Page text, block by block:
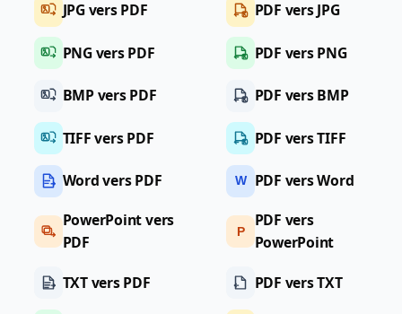
JPG vers PDF
PNG vers PDF
BMP vers PDF
TIFF vers PDF
Word vers PDF
PowerPoint vers
PDF
TXT vers PDF
PDF vers JPG
PDF vers PNG
PDF vers BMP
PDF vers TIFF
W PDF vers Word
P
PDF vers
PowerPoint
PDF vers TXT